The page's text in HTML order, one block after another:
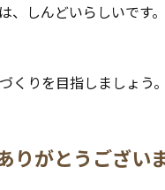
、しんどいらしいで
りを目指しましょう。
りがとうござい